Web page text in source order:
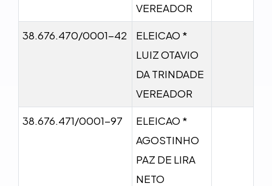
VEREADOR
38.676.470/0001-42
ELEICAO *
LUIZ OTAVIO
DA TRINDADE
VEREADOR
38.676.471/0001-97
ELEICAO *
AGOSTINHO
PAZ DE LIRA
NETO